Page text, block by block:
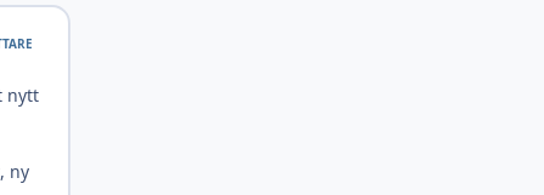
nytt
ny